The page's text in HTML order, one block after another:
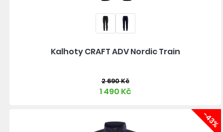
Kalhoty CRAFT ADV Nordic Train
2 690 Kč
1 490 Kč
-43%